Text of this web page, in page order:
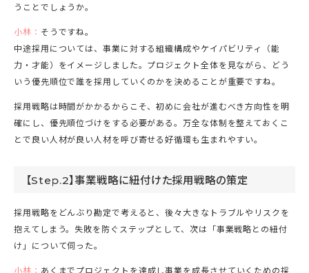
うことでしょうか。
小林： そうですね。
中途採用については、事業に対する組織構成やケイパビリティ（能
力・才能）をイメージしました。プロジェクト全体を見ながら、どう
いう優先順位で誰を採用していくのかを決めることが重要ですね。
採用戦略は時間がかかるからこそ、初めに会社が進むべき方向性を明
確にし、優先順位づけをする必要がある。万全な体制を整えておくこ
とで良い人材が良い人材を呼び寄せる好循環も生まれやすい。
【Step.2】事業戦略に紐付けた採用戦略の策定
採用戦略をどんぶり勘定で考えると、後々大きなトラブルやリスクを
抱えてしまう。失敗を防ぐステップとして、次は「事業戦略との紐付
け」について伺った。
小林： あくまでプロジェクトを達成し事業を成長させていくための採